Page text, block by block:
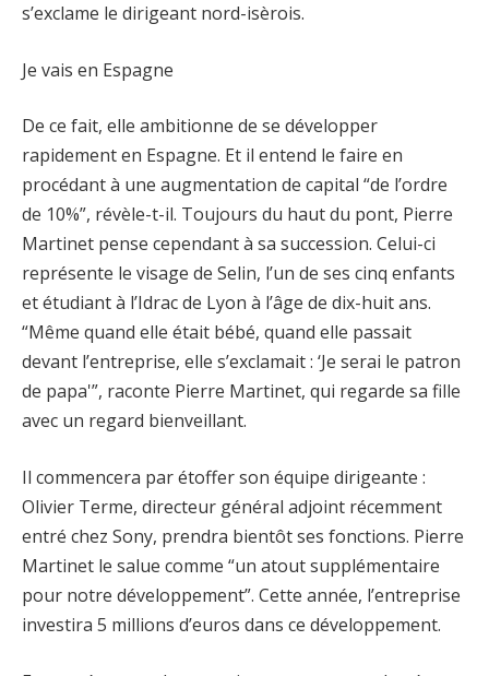
s’exclame le dirigeant nord-isèrois.
Je vais en Espagne
De ce fait, elle ambitionne de se développer
rapidement en Espagne. Et il entend le faire en
procédant à une augmentation de capital “de l’ordre
de 10%”, révèle-t-il. Toujours du haut du pont, Pierre
Martinet pense cependant à sa succession. Celui-ci
représente le visage de Selin, l’un de ses cinq enfants
et étudiant à l’Idrac de Lyon à l’âge de dix-huit ans.
“Même quand elle était bébé, quand elle passait
devant l’entreprise, elle s’exclamait : ‘Je serai le patron
de papa'”, raconte Pierre Martinet, qui regarde sa fille
avec un regard bienveillant.
Il commencera par étoffer son équipe dirigeante :
Olivier Terme, directeur général adjoint récemment
entré chez Sony, prendra bientôt ses fonctions. Pierre
Martinet le salue comme “un atout supplémentaire
pour notre développement”. Cette année, l’entreprise
investira 5 millions d’euros dans ce développement.